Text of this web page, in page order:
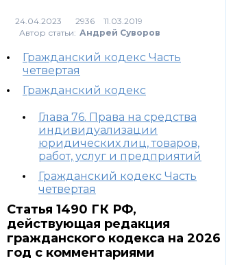
2936
Автор статьи: Андрей Суворов
Гражданский кодекс Часть
четвертая
Гражданский кодекс
Глава 76. Права на средства
индивидуализации
юридических лиц, товаров,
работ, услуг и предприятий
Гражданский кодекс Часть
четвертая
Статья 1490 ГК РФ,
действующая редакция
гражданского кодекса на 2026
год с комментариями